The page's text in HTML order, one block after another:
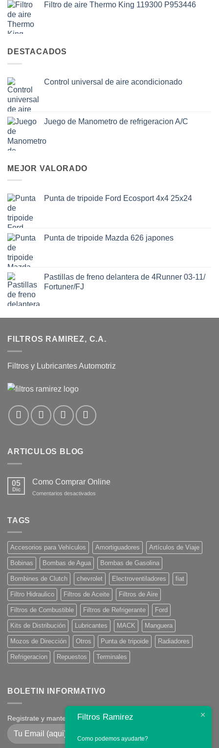
Filtro de aire Thermo King 119300 P953446
DESTACADOS
Control universal de aire acondicionado
Juego de Manometro de refrigeracion A/C
MEJOR VALORADO
Punta de tripoide Ford Ecosport 4x4 25x24
Punta de tripoide Mazda 626 japones
Pastillas de freno delantera de 4Runner 03-11/
Fortuner/FJ
FILTROS RAMIREZ, C.A.
Filtros y Lubricantes Automotriz
ARTICULOS BLOG
05
Dic
Como Comprar Online
Comentarios desactivados
TAGS
Accesorios para Vehículos Amortiguadores Artículos de Viaje
Bobinas Bombas de Agua Bombas de Gasolina
Bombines de Clutch chevrolet Electroventiladores fiat
Filtro Hidraulico Filtros de Aceite Filtros de Aire
Filtros de Combustible Filtros de Refrigerante Ford
Kits de Distribución Lubricantes MACK Manguera
Mozos de Dirección Otros Punta de tripoide Radiadores
Refrigeracion Repuestos Terminales
BOLETIN INFORMATIVO
Registrate y mantente en contacto
Filtros Ramirez
Como podemos ayudarte?